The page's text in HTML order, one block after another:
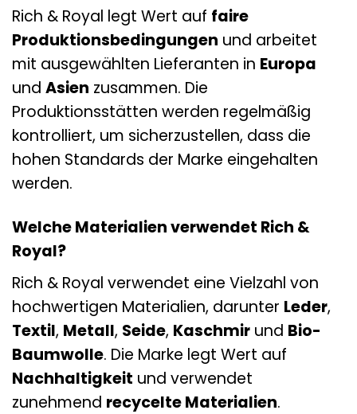
Rich & Royal legt Wert auf faire
Produktionsbedingungen und arbeitet
mit ausgewählten Lieferanten in Europa
und Asien zusammen. Die
Produktionsstätten werden regelmäßig
kontrolliert, um sicherzustellen, dass die
hohen Standards der Marke eingehalten
werden.
Welche Materialien verwendet Rich &
Royal?
Rich & Royal verwendet eine Vielzahl von
hochwertigen Materialien, darunter Leder,
Textil, Metall, Seide, Kaschmir und Bio-
Baumwolle. Die Marke legt Wert auf
Nachhaltigkeit und verwendet
zunehmend recycelte Materialien.